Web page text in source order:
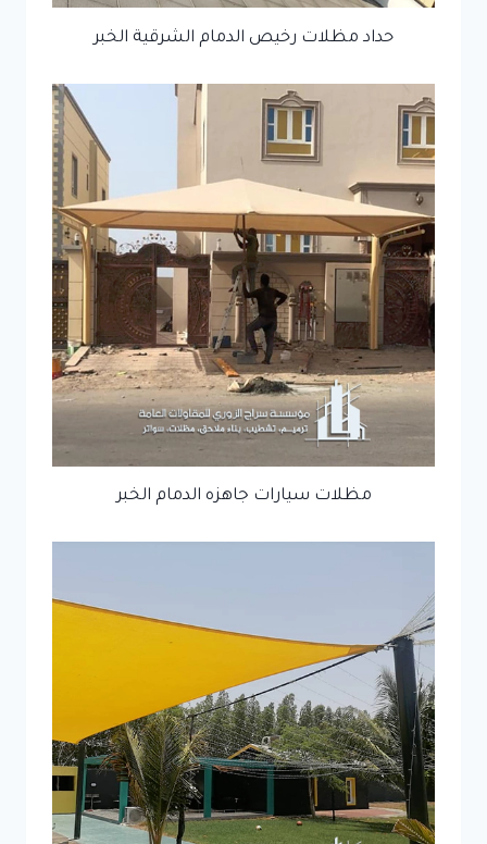
حداد مظلات رخيص الدمام الشرقية الخبر
مظلات سيارات جاهزه الدمام الخبر